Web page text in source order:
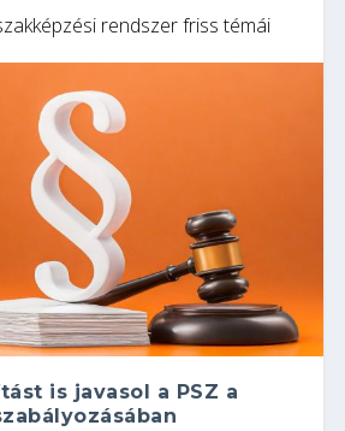
rendszer friss témái
is javasol a PSZ a